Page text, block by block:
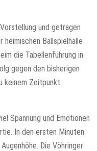
und getragen
Ballspielhalle
die Tabellenführung in
gegen den bisherigen
keinem Zeitpunkt
Spannung und Emotionen
In den ersten Minuten
Die Vöhringer